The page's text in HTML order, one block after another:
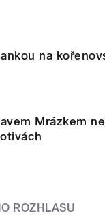
na
Mrázkem
ROZHLASU